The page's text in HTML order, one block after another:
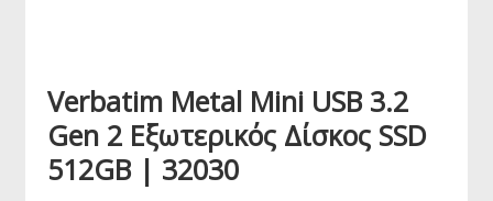
Verbatim Metal Mini USB 3.2
Gen 2 Εξωτερικός Δίσκος SSD
512GB | 32030